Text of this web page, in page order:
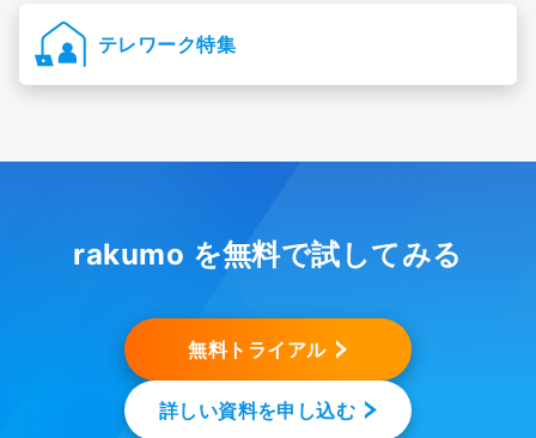
テレワーク特集
rakumo を無料で試してみる
無料トライアル
詳しい資料を申し込む